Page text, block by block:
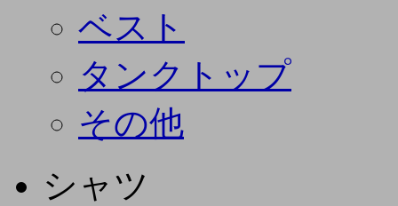
ベスト
タンクトップ
その他
シャツ